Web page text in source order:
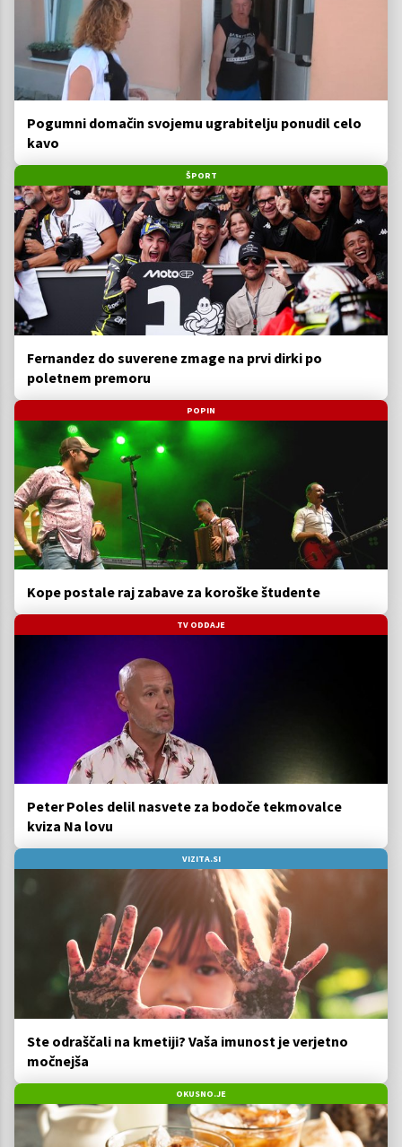
Pogumni domačin svojemu ugrabitelju ponudil celo
kavo
ŠPORT
Fernandez do suverene zmage na prvi dirki po
poletnem premoru
POPIN
Kope postale raj zabave za koroške študente
TV ODDAJE
Peter Poles delil nasvete za bodoče tekmovalce
kviza Na lovu
VIZITA.SI
Ste odraščali na kmetiji? Vaša imunost je verjetno
močnejša
OKUSNO.JE